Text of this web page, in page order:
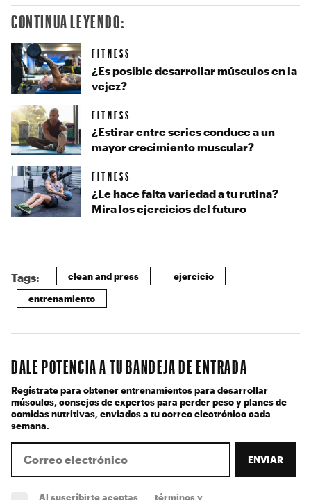
CONTINUA LEYENDO:
FITNESS
¿Es posible desarrollar músculos en la
vejez?
FITNESS
¿Estirar entre series conduce a un
mayor crecimiento muscular?
FITNESS
¿Le hace falta variedad a tu rutina?
Mira los ejercicios del futuro
Tags: clean and press ejercicio
entrenamiento
DALE POTENCIA A TU BANDEJA DE ENTRADA
Regístrate para obtener entrenamientos para desarrollar
músculos, consejos de expertos para perder peso y planes de
comidas nutritivas, enviados a tu correo electrónico cada
semana.
ENVIAR
Al suscríbirte aceptas
términos y